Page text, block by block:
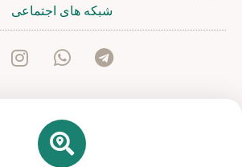
شبکه های اجتماعی